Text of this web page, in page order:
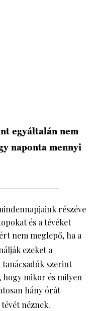
egyáltalán nem
naponta mennyi
részéve
és a tévéket
nem meglepő, ha a
ezeket a
tanácsadók szerint
hogy mikor és milyen
hány órát
néznek.